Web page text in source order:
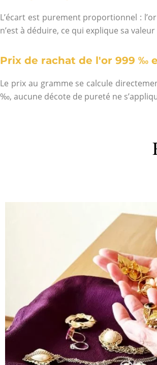
L’écart est purement proportionnel :
n’est à déduire, ce qui explique sa
Prix de rachat de l'or 999 ‰
Le prix au gramme se calcule
‰, aucune décote de pureté ne